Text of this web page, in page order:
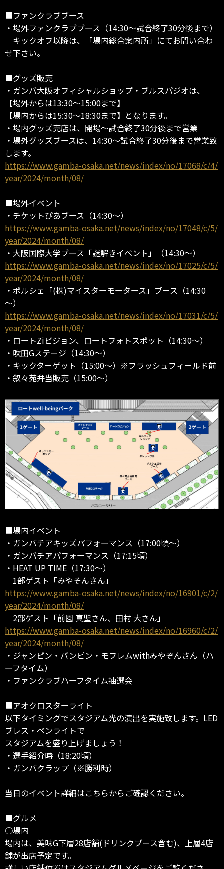
■ファンクラブブース
・場外ファンクラブブース（14:30～試合終了30分後まで）
キックオフ以降は、「場内総合案内所」にてお問い合わ
せ下さい。
■グッズ販売
・ガンバ大阪オフィシャルショップ・ブルスパジオは、
【場外からは13:30～15:00まで】
【場内からは15:30～18:30まで】となります。
・場内グッズ売店は、開場～試合終了30分後まで営業
・場外グッズブースは、14:30～試合終了30分後まで営業致
します。
https://www.gamba-osaka.net/news/index/no/17068/c/4/
year/2024/month/08/
■場外イベント
・チケットぴあブース（14:30～）
https://www.gamba-osaka.net/news/index/no/17048/c/5/
year/2024/month/08/
・大阪国際大学ブース「謎解きイベント」（14:30～）
https://www.gamba-osaka.net/news/index/no/17025/c/5/
year/2024/month/08/
・ポルシェ「(株)マイスターモータース」ブース（14:30
～）
https://www.gamba-osaka.net/news/index/no/17031/c/5/
year/2024/month/08/
・ロートZiビジョン、ロートフォトスポット（14:30～）
・吹田Gステージ（14:30～）
・キックターゲット（15:00～）※フラッシュフィールド前
・叙々苑弁当販売（15:00～）
■場内イベント
・ガンバチアキッズパフォーマンス（17:00頃～）
・ガンバチアパフォーマンス（17:15頃）
・HEAT UP TIME（17:30～）
1部ゲスト「みやそんさん」
https://www.gamba-osaka.net/news/index/no/16901/c/2/
year/2024/month/08/
2部ゲスト「前園 真聖さん、田村 大さん」
https://www.gamba-osaka.net/news/index/no/16960/c/2/
year/2024/month/08/
・ジャンピン・バンピン・モフレムwithみやぞんさん（ハ
ーフタイム）
・ファンクラブハーフタイム抽選会
■アオクロスターライト
以下タイミングでスタジアム光の演出を実施致します。LED
ブレス・ペンライトで
スタジアムを盛り上げましょう！
・選手紹介時（18:20頃）
・ガンバクラップ（※勝利時）
当日のイベント詳細はこちらからご確認ください。
■グルメ
○場内
場内は、美味G下層28店舗(ドリンクブース含む)、上層4店
舗が出店予定です。